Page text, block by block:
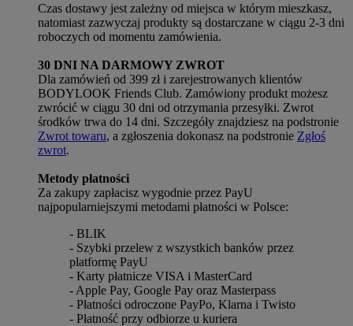
Czas dostawy jest zależny od miejsca w którym mieszkasz,
natomiast zazwyczaj produkty są dostarczane w ciągu 2-3 dni
roboczych od momentu zamówienia.
30 DNI NA DARMOWY ZWROT
Dla zamówień od 399 zł i zarejestrowanych klientów
BODYLOOK Friends Club. Zamówiony produkt możesz
zwrócić w ciągu 30 dni od otrzymania przesyłki. Zwrot
środków trwa do 14 dni. Szczegóły znajdziesz na podstronie
Zwrot towaru, a zgłoszenia dokonasz na podstronie Zgłoś
zwrot.
Metody płatności
Za zakupy zapłacisz wygodnie przez PayU
najpopularniejszymi metodami płatności w Polsce:
- BLIK
- Szybki przelew z wszystkich banków przez
platformę PayU
- Karty płatnicze VISA i MasterCard
- Apple Pay, Google Pay oraz Masterpass
- Płatności odroczone PayPo, Klarna i Twisto
- Płatność przy odbiorze u kuriera